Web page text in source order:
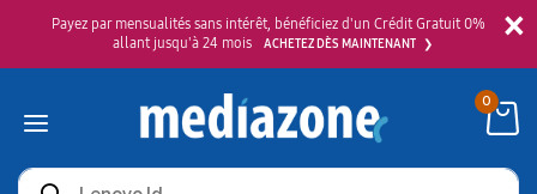
×
Payez par mensualités sans intérêt, bénéficiez d'un Crédit Gratuit 0%
allant jusqu'à 24 mois
ACHETEZ DÈS MAINTENANT
Rechercher
0